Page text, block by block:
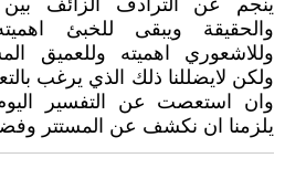
ينجم عن الترادف الزائف بين
والحقيقة ويبقى للخبئ
وللاشعوري اهميته وللعميق
ولكن لايضللنا ذلك الذي يرغب
وان استعصت عن التفسير
يلزمنا ان نكشف عن المستتر